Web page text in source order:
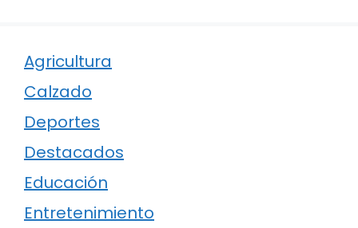
Agricultura
Calzado
Deportes
Destacados
Educación
Entretenimiento